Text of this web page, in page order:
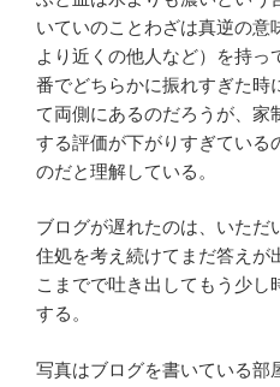
いていのことわざは真逆の意
より近くの他人など）を持っ
番でどちらかに振れすぎた時
て両側にあるのだろうが、家
する評価が下がりすぎている
のだと理解している。
ブログが遅れたのは、いただ
住処を考え続けてまだ答えが
こまでで吐き出してもう少し
する。
写真はブログを書いている部